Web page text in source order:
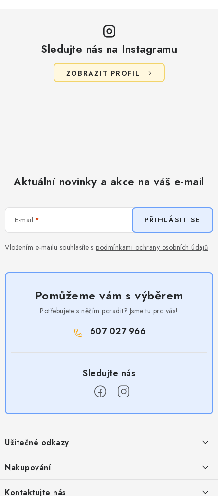
Sledujte nás na Instagramu
ZOBRAZIT PROFIL
Aktuální novinky a akce na váš e-mail
E-mail
Vložením e-mailu souhlasíte s podmínkami ochrany osobních údajů
PŘIHLÁSIT SE
Pomůžeme vám s výběrem
Potřebujete s něčím poradit? Jsme tu pro vás!
607 027 966
p
a
Užitečné odkazy
Nakupování
Kontaktujte nás